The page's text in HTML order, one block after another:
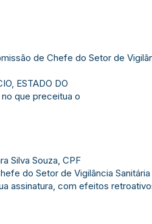
de Chefe do Setor de
ESTADO DO
que preceitua o
Silva Souza, CPF
do Setor de Vigilância
assinatura, com efeitos